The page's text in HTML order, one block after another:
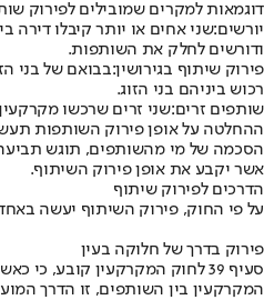
דוגמאות למקרים שמובילים לפירוק
יורשים:שני אחים או יותר קיבלו דירה
ודורשים לחלק את השותפות.
פירוק שיתוף בגירושין:בבואם של בני
רכוש ביניהם בני הזוג.
שותפים זרים:שני זרים שרכשו
ההחלטה על אופן פירוק השותפות
הסכמה של מי מהשותפים, תוגש
אשר יקבע את אופן פירוק השיתוף.
הדרכים לפירוק שיתוף
על פי החוק, פירוק השיתוף יעשה
פירוק בדרך של חלוקה בעין
סעיף 39 לחוק המקרקעין קובע,
המקרקעין בין השותפים, זו הדרך